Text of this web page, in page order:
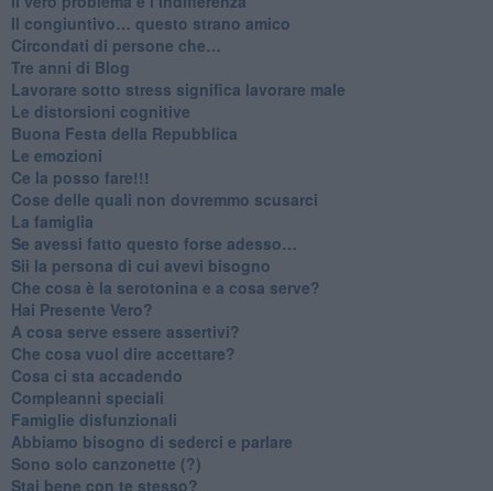
​Il congiuntivo… questo strano amico
​Circondati di persone che…
​Tre anni di Blog
​Lavorare sotto stress significa lavorare male
​Le distorsioni cognitive
​Buona Festa della Repubblica
Le emozioni
​Ce la posso fare!!!
​Cose delle quali non dovremmo scusarci
​La famiglia
​Se avessi fatto questo forse adesso…
​Sii la persona di cui avevi bisogno
Che cosa è la serotonina e a cosa serve?
​Hai Presente Vero?
A cosa serve essere assertivi?
​Che cosa vuol dire accettare?
​Cosa ci sta accadendo
​Compleanni speciali
​Famiglie disfunzionali
​Abbiamo bisogno di sederci e parlare
Sono solo canzonette (?)
​Stai bene con te stesso?